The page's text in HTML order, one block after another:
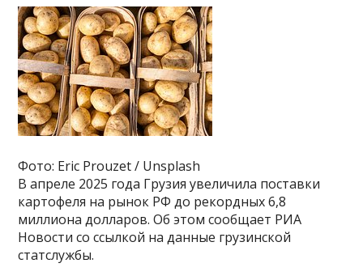
Фото: Eric Prouzet / Unsplash
В апреле 2025 года Грузия увеличила поставки
картофеля на рынок РФ до рекордных 6,8
миллиона долларов. Об этом сообщает РИА
Новости со ссылкой на данные грузинской
статслужбы.